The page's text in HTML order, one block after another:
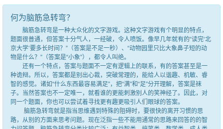
何为脑筋急转弯？
脑筋急转弯是一种大众化的文字游戏。这种文字游戏有个明显的特点，
题面很普通，但答案十分气人，一经破，令人喷饭。像早几年就有的“读完‘北
京大学’要多长时间？”（答案是不足一秒）、“动物园里只比大象鼻子短的动
物是什么？”（答案是“小象”），都令人叫绝。
还有一个特点，答案与题面不一定有逻辑上的联系，有的答案甚至是一
种诡辩。所以，答案都是别出心裁，突破常理的，能给人以谐趣、机敏、睿
智的感觉。诸如“什么东西最容易满足”，把“满”和“足”分开理解，答案是袜
子。当然答案也不一定唯一，就看谁的更能刺激别人的笑神经了。因此，对
同一个题面，你也可以尝试着寻找更有趣更吸引人们眼球的答案。
脑筋急转弯就是指当思维遇到特殊的阻碍时，要很快的离开习惯的思
路，从别的方面来思考问题。现在泛指一些不能用通常的思路来回答的的智